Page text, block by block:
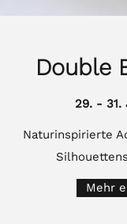
Double
29. - 31.
Naturinspirierte
Mehr